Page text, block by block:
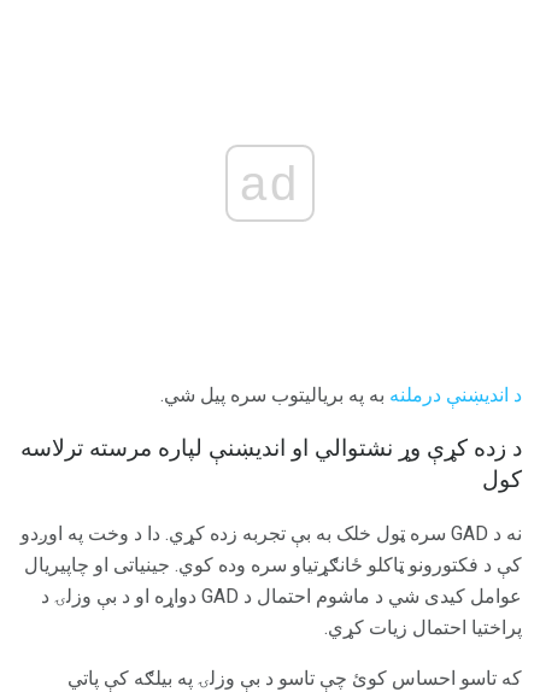
ad
د اندیښنې درملنه به په بریالیتوب سره پیل شي.
د زده کړې وړ نشتوالي او اندیښنې لپاره مرسته ترلاسه
کول
نه د GAD سره ټول خلک به بې تجربه زده کړي. دا د وخت په اوږدو
کې د فکتورونو ټاکلو ځانګړتیاو سره وده کوي. جینیاتی او چاپیریال
عوامل کیدی شي د ماشوم احتمال د GAD دواړه او د بې وزلۍ د
پراختیا احتمال زیات کړي.
که تاسو احساس کوئ چې تاسو د بې وزلۍ په بیلګه کې پاتي